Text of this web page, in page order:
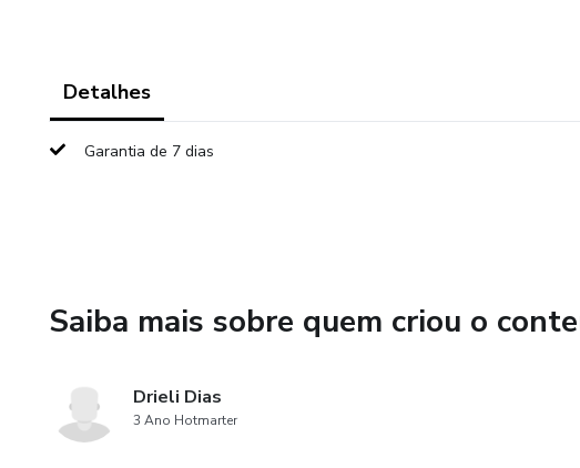
Detalhes
Garantia de 7 dias
Saiba mais sobre quem criou o
Drieli Dias
3 Ano Hotmarter